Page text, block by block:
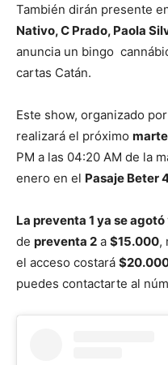
También dirán presente
Nativo, C Prado, Paola
anuncia un bingo
cartas Catán.
Este show, organizado
realizará el próximo
PM a las 04:20 AM de la
enero en el Pasaje Beter
La preventa 1 ya se agotó
de preventa 2 a $15.000,
el acceso costará
puedes contactarte al